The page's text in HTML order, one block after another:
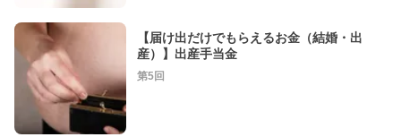
【届け出だけでもらえるお金（結婚・出
産）】出産手当金
第5回